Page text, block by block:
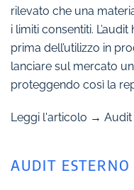
rilevato che una
i limiti consentiti.
prima dell’utilizzo in
lanciare sul mercato
proteggendo così la
Leggi l'articolo → Audit
AUDIT ESTERNO